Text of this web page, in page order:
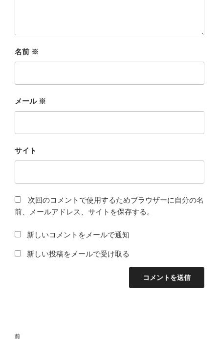
名前 ※
メール ※
サイト
次回のコメントで使用するためブラウザーに自分の名
前、メールアドレス、サイトを保存する。
新しいコメントをメールで通知
新しい投稿をメールで受け取る
投
前
前